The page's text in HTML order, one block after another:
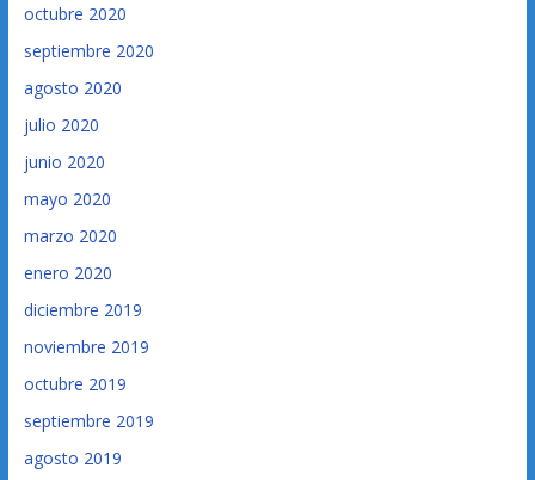
octubre 2020
septiembre 2020
agosto 2020
julio 2020
junio 2020
mayo 2020
marzo 2020
enero 2020
diciembre 2019
noviembre 2019
octubre 2019
septiembre 2019
agosto 2019